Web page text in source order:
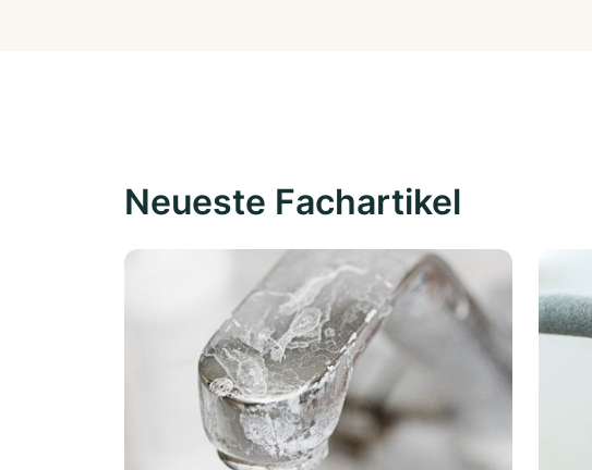
Neueste Fachartikel